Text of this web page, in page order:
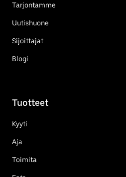
Tarjontamme
Uutishuone
Sijoittajat
Blogi
Tuotteet
Kyyti
Aja
Toimita